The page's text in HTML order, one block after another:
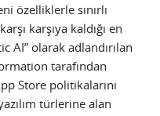
özelliklerle sınırlı
karşıya kaldığı en
AI” olarak adlandırılan
tarafından
Store politikalarını
türlerine alan